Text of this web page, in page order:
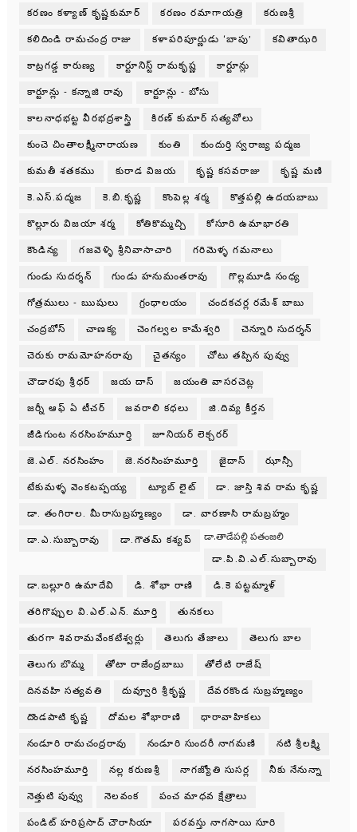
కరణం కళ్యాణ్ కృష్ణకుమార్ కరణం రమాగాయత్రి కరుణశ్రీ
కలిదిండి రామచంద్ర రాజు కళాపరిపూర్ణుడు ‘బాపు’ కవితాఝరి
కాట్రగడ్డ కారుణ్య కార్టూనిస్ట్ రామకృష్ణ కార్టూన్లు
కార్టూన్లు - కన్నాజి రావు కార్టూన్లు - బోసు
కాలనాధభట్ట వీరభద్రశాస్త్రి కిరణ్ కుమార్ సత్యవోలు
కుంచె చింతాలక్ష్మీనారాయణ కుంతి కుందుర్తి స్వరాజ్య పద్మజ
కుమతీ శతకము కురాడ విజయ కృష్ణ కసవరాజు కృష్ణ మణి
కె.ఎస్.పద్మజ కె.బి.కృష్ణ కొంపెల్ల శర్మ కొత్తపల్లి ఉదయబాబు
కొల్లూరు విజయా శర్మ కోతికొమ్మచ్చి కోసూరి ఉమాభారతి
కౌండిన్య గజవెళ్ళి శ్రీనివాసాచారి గరిమెళ్ళ గమనాలు
గుండు సుదర్శన్ గుండు హనుమంతరావు గొల్లమూడి సంధ్య
గోత్రములు - ఋషులు గ్రంధాలయం చందకచర్ల రమేశ్ బాబు
చంద్రబోస్ చాణక్య చెంగల్వల కామేశ్వరి చెన్నూరి సుదర్శన్
చెరుకు రామమోహనరావు చైతన్యం చోటు తప్పిన పువ్వు
చౌడారపు శ్రీధర్ జయ దాస్ జయంతి వాసరచెట్ల
జర్నీ ఆఫ్ ఏ టీచర్ జవరాలి కధలు జి.దివ్య కీర్తన
జీడిగుంట నరసింహమూర్తి జూనియర్ లెక్చరర్
జె.ఎల్. నరసింహం జె.నరసింహమూర్తి జైదాస్ ఝాన్సీ
టేకుమళ్ళ వెంకటప్పయ్య ట్యూబ్ లైట్ డా. జాస్తి శివ రామ కృష్ణ
డా. తంగిరాల. మీరాసుబ్రహ్మణ్యం డా. వారణాసి రామబ్రహ్మం
డా.ఎ.సుబ్బారావు డా.గౌతమ్ కశ్యప్ డా.తాడేపల్లి పతంజలి
డా.పి.వి.ఎల్.సుబ్బారావు
డా.బల్లూరి ఉమాదేవి డి. శోభా రాణి డి.కె పట్టమ్మాళ్
తరిగొప్పుల వి.ఎల్.ఎన్. మూర్తి తునకలు
తురగా శివరామవేంకటేశ్వర్లు తెలుగు తేజాలు తెలుగు బాల
తెలుగు బొమ్మ తోటా రాజేంద్రబాబు తోలేటి రాజేష్
దినవహి సత్యవతి దువ్వూరి శ్రీకృష్ణ దేవరకొండ సుబ్రహ్మణ్యం
దొండపాటి కృష్ణ దోమల శోభారాణి ధారావాహికలు
నండూరి రామచంద్రరావు నండూరి సుందరీ నాగమణి నటి శ్రీలక్ష్మి
నరసింహమూర్తి నల్ల కరుణశ్రీ నాగజ్యోతి సుసర్ల నీకు నేనున్నా
నెత్తుటి పువ్వు నెలవంక పంచ మాధవ క్షేత్రాలు
పండిట్ హరిప్రసాద్ చౌరాసియా పరవస్తు నాగసాయి సూరి